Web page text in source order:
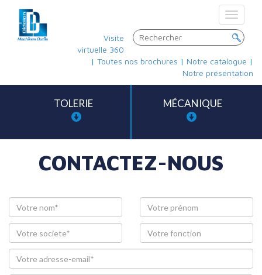
Toggle
Visite
virtuelle 360
| Toutes nos brochures | Notre catalogue |
Notre présentation
TOLERIE MÉCANIQUE
CONTACTEZ-NOUS